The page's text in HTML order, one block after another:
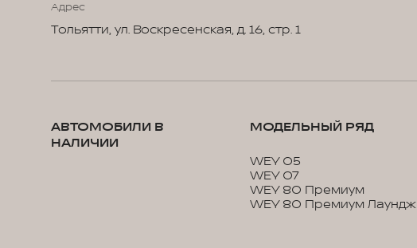
Адрес
Тольятти, ул. Воскресенская, д. 16, стр. 1
АВТОМОБИЛИ В
НАЛИЧИИ
МОДЕЛЬНЫЙ РЯД
WEY 05
WEY 07
WEY 80 Премиум
WEY 80 Премиум Лаундж